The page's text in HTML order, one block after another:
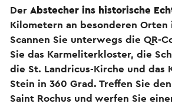
Der Abstecher ins historische
Kilometern an besonderen Orten
Scannen Sie unterwegs die QR-
Sie das Karmeliterkloster, die
die St. Landricus-Kirche und das
Stein in 360 Grad. Treffen Sie
Saint Rochus und werfen Sie